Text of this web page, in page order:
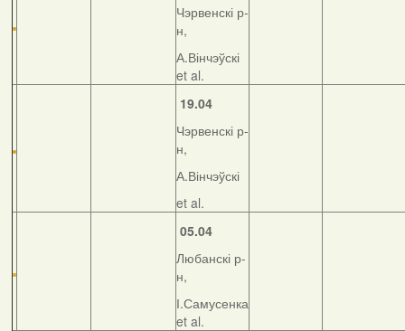
Чэрвенскі р-
н,
А.Вінчэўскі
et al.
19.04
Чэрвенскі р-
н,
А.Вінчэўскі
et al.
05.04
Любанскі р-
н,
І.Самусенка
et al.